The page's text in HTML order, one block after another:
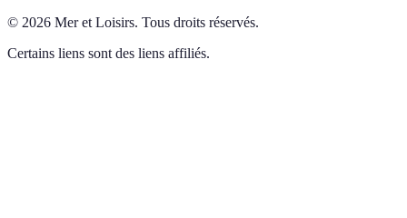
© 2026 Mer et Loisirs. Tous droits réservés.
Certains liens sont des liens affiliés.